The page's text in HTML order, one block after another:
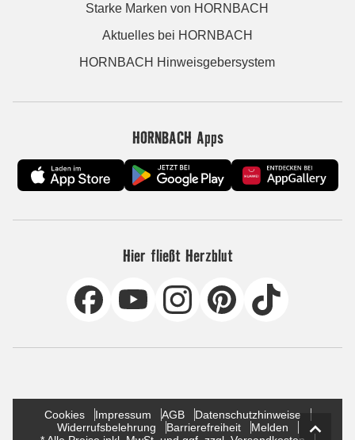
Starke Marken von HORNBACH
Aktuelles bei HORNBACH
HORNBACH Hinweisgebersystem
HORNBACH Apps
Hier fließt Herzblut
Cookies Impressum AGB
Datenschutzhinweise
Widerrufsbelehrung
Barrierefreiheit
Melden